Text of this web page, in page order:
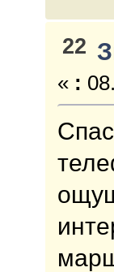
22
« :